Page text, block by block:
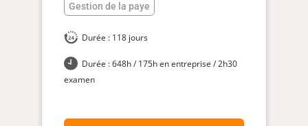
Gestion de la paye
Durée : 118 jours
Durée : 648h / 175h en entreprise / 2h30
examen